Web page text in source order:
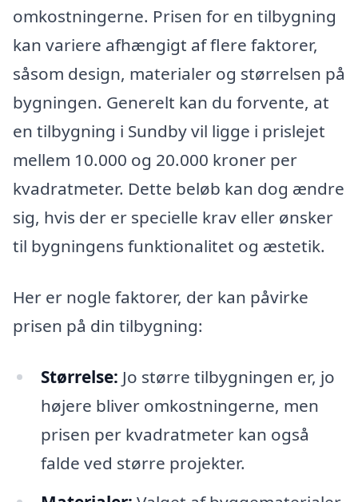
omkostningerne. Prisen for en tilbygning
kan variere afhængigt af flere faktorer,
såsom design, materialer og størrelsen på
bygningen. Generelt kan du forvente, at
en tilbygning i Sundby vil ligge i prislejet
mellem 10.000 og 20.000 kroner per
kvadratmeter. Dette beløb kan dog ændre
sig, hvis der er specielle krav eller ønsker
til bygningens funktionalitet og æstetik.
Her er nogle faktorer, der kan påvirke
prisen på din tilbygning:
Størrelse: Jo større tilbygningen er, jo
højere bliver omkostningerne, men
prisen per kvadratmeter kan også
falde ved større projekter.